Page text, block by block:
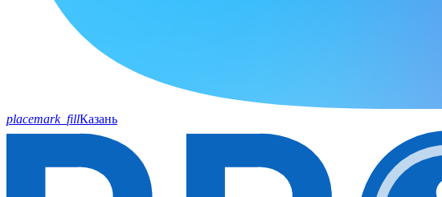
placemark_fillКазань